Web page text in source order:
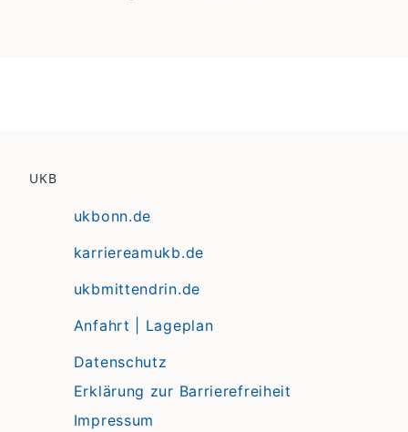
UKB
ukbonn.de
karriereamukb.de
ukbmittendrin.de
Anfahrt | Lageplan
Datenschutz
Erklärung zur Barrierefreiheit
Impressum